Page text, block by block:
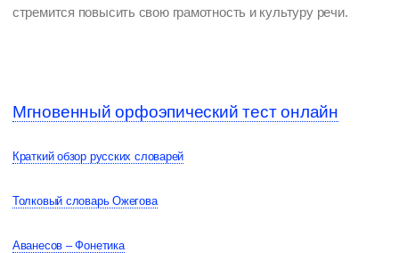
стремится повысить свою грамотность и культуру речи.
Мгновенный орфоэпический тест онлайн
Краткий обзор русских словарей
Толковый словарь Ожегова
Аванесов – Фонетика